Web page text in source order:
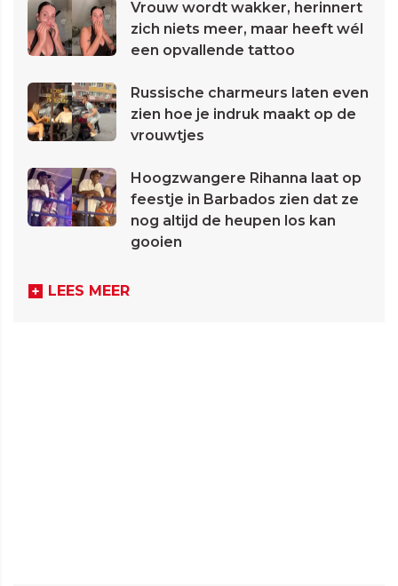
Vrouw wordt wakker, herinnert
zich niets meer, maar heeft wél
een opvallende tattoo
Russische charmeurs laten even
zien hoe je indruk maakt op de
vrouwtjes
Hoogzwangere Rihanna laat op
feestje in Barbados zien dat ze
nog altijd de heupen los kan
gooien
LEES MEER